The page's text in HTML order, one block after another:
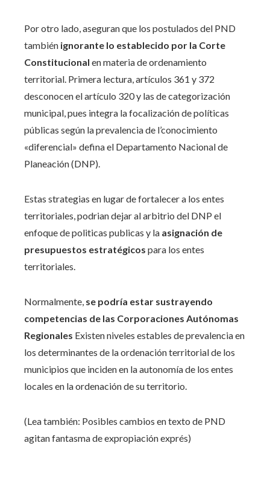
Por otro lado, aseguran que los postulados del PND
también ignorante lo establecido por la Corte
Constitucional en materia de ordenamiento
territorial. Primera lectura, artículos 361 y 372
desconocen el artículo 320 y las de categorización
municipal, pues integra la focalización de políticas
públicas según la prevalencia de l’conocimiento
«diferencial» defina el Departamento Nacional de
Planeación (DNP).
Estas strategias en lugar de fortalecer a los entes
territoriales, podrian dejar al arbitrio del DNP el
enfoque de politicas publicas y la asignación de
presupuestos estratégicos para los entes
territoriales.
Normalmente, se podría estar sustrayendo
competencias de las Corporaciones Autónomas
Regionales Existen niveles estables de prevalencia en
los determinantes de la ordenación territorial de los
municipios que inciden en la autonomía de los entes
locales en la ordenación de su territorio.
(Lea también: Posibles cambios en texto de PND
agitan fantasma de expropiación exprés)